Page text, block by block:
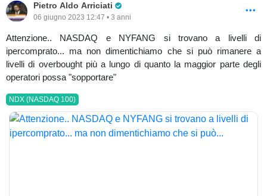
Pietro Aldo Arriciati
06 giugno 2023 12:47 • 3 anni
Attenzione.. NASDAQ e NYFANG si trovano a livelli di
ipercomprato... ma non dimentichiamo che si può rimanere a
livelli di overbought più a lungo di quanto la maggior parte degli
operatori possa "sopportare"
NDX (NASDAQ 100)